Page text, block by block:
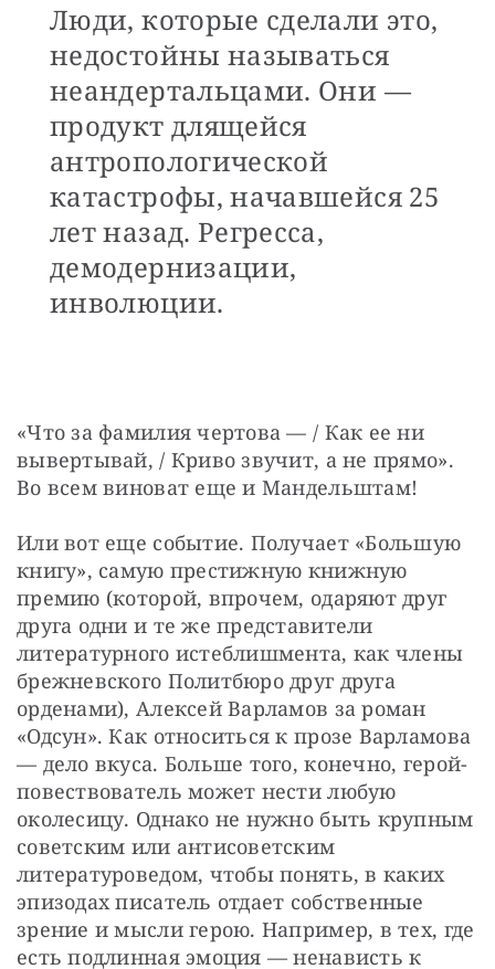
Люди, которые сделали это,
недостойны называться
неандертальцами. Они —
продукт длящейся
антропологической
катастрофы, начавшейся 25
лет назад. Регресса,
демодернизации,
инволюции.
«Что за фамилия чертова — / Как ее ни
вывертывай, / Криво звучит, а не прямо».
Во всем виноват еще и Мандельштам!
Или вот еще событие. Получает «Большую
книгу», самую престижную книжную
премию (которой, впрочем, одаряют друг
друга одни и те же представители
литературного истеблишмента, как члены
брежневского Политбюро друг друга
орденами), Алексей Варламов за роман
«Одсун». Как относиться к прозе Варламова
— дело вкуса. Больше того, конечно, герой-
повествователь может нести любую
околесицу. Однако не нужно быть крупным
советским или антисоветским
литературоведом, чтобы понять, в каких
эпизодах писатель отдает собственные
зрение и мысли герою. Например, в тех, где
есть подлинная эмоция — ненависть к